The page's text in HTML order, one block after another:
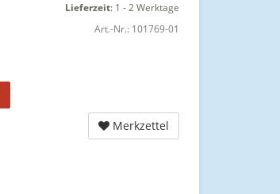
Lieferzeit: 1 - 2 Werktage
Art.-Nr.: 101769-01
Merkzettel